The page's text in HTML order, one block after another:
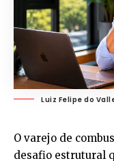
Luiz Felipe do
O varejo de
desafio estrutural